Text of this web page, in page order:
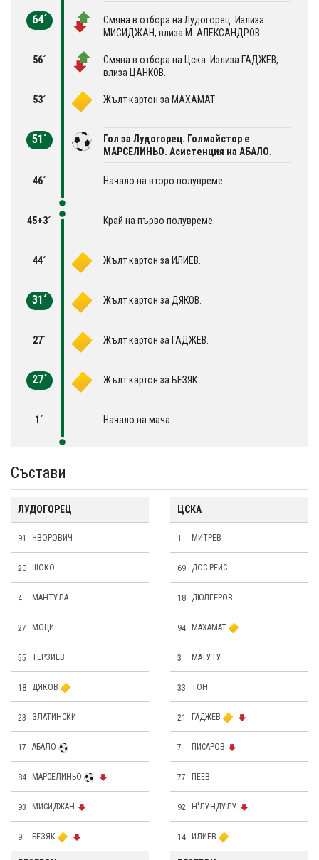
64´
Смяна в отбора на Лудогорец. Излиза
МИСИДЖАН, влиза М. АЛЕКСАНДРОВ.
56´
Смяна в отбора на Цска. Излиза ГАДЖЕВ,
влиза ЦАНКОВ.
53´ Жълт картон за МАХАМАТ.
51´
Гол за Лудогорец. Голмайстор е
МАРСЕЛИНЬО. Асистенция на АБАЛО.
46´ Начало на второ полувреме.
45+3´ Край на първо полувреме.
44´ Жълт картон за ИЛИЕВ.
31´ Жълт картон за ДЯКОВ.
27´ Жълт картон за ГАДЖЕВ.
27´ Жълт картон за БЕЗЯК.
1´ Начало на мача.
Състави
ЛУДОГОРЕЦ
91 ЧВОРОВИЧ
20 ШОКО
4 МАНТУЛА
27 МОЦИ
55 ТЕРЗИЕВ
18 ДЯКОВ
23 ЗЛАТИНСКИ
17 АБАЛО
84 МАРСЕЛИНЬО
93 МИСИДЖАН
9 БЕЗЯК
ЦСКА
1 МИТРЕВ
69 ДОС РЕИС
18 ДЮЛГЕРОВ
94 МАХАМАТ
3 МАТУТУ
33 ТОН
21 ГАДЖЕВ
7 ПИСАРОВ
77 ПЕЕВ
92 Н'ЛУНДУЛУ
14 ИЛИЕВ